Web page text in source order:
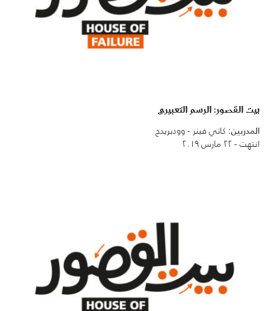
بيت القصور: الرسم التعبيري
المدربين: كاتي فينر - وودبريدج
انتهت - ٢٢ مارس ٢٠١٩